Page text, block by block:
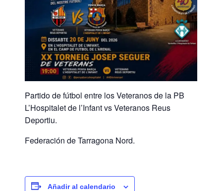
Partido de fútbol entre los Veteranos de la PB
L’Hospitalet de l’Infant vs Veteranos Reus
Deportiu.
Federación de Tarragona Nord.
Añadir al calendario